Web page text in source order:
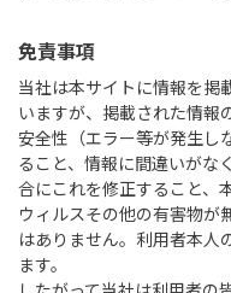
免責事項
当社は本サイトに情報を掲
いますが、掲載された情報
安全性（エラー等が発生し
ること、情報に間違いがな
合にこれを修正すること、
ウィルスその他の有害物が
はありません。利用者本人
ます。